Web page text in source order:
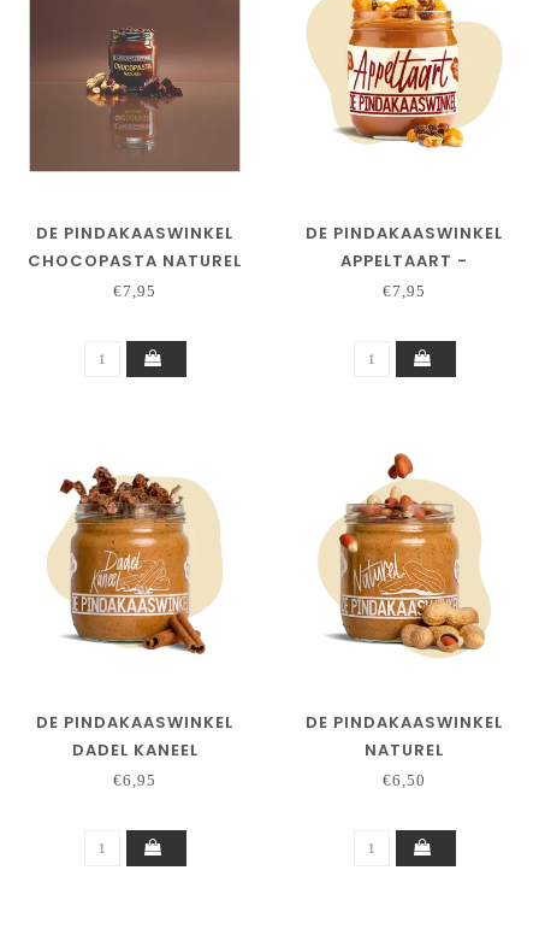
DE PINDAKAASWINKEL
CHOCOPASTA NATUREL
€7,95
DE PINDAKAASWINKEL
APPELTAART -
JUBILEUMSMAAK
€7,95
DE PINDAKAASWINKEL
DADEL KANEEL
€6,95
DE PINDAKAASWINKEL
NATUREL
€6,50